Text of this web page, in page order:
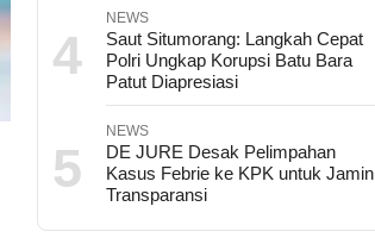
4
NEWS
Saut Situmorang: Langkah Cepat
Polri Ungkap Korupsi Batu Bara
Patut Diapresiasi
5
NEWS
DE JURE Desak Pelimpahan
Kasus Febrie ke KPK untuk Jamin
Transparansi